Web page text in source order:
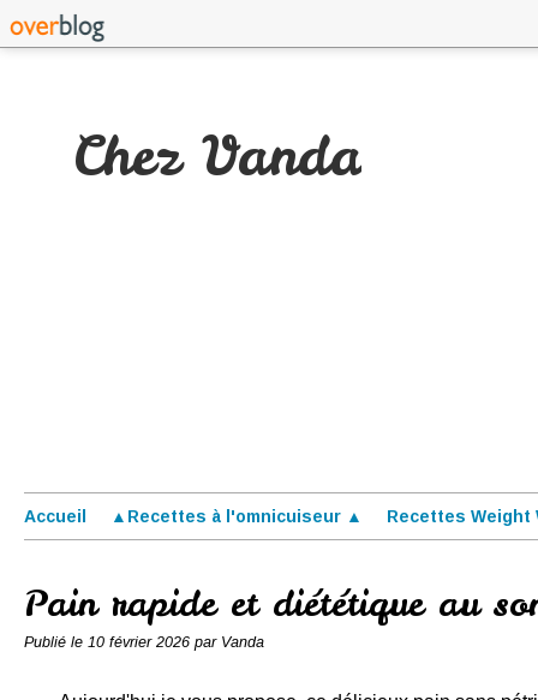
Chez Vanda
Accueil ▲Recettes à l'omnicuiseur ▲ Recettes Weight
Pain rapide et diététique au
Publié le 10 février 2026 par Vanda